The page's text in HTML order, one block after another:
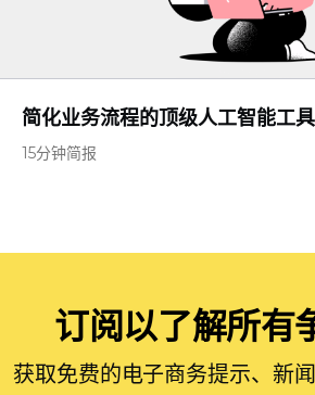
简化业务流程的顶级人工智能工具
15分钟简报
订阅以了解所有
获取免费的电子商务提示、新